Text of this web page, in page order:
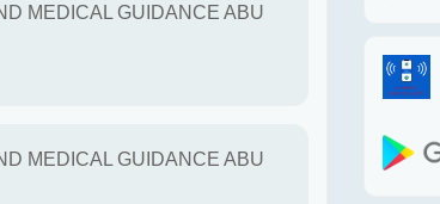
MEDICAL GUIDANCE ABU
MEDICAL GUIDANCE ABU